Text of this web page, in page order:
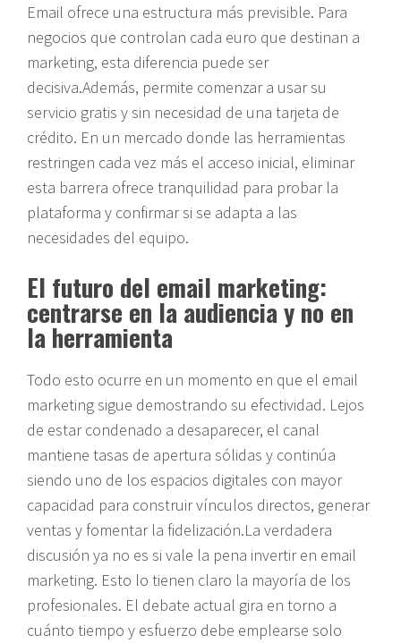
Email ofrece una estructura más previsible. Para
negocios que controlan cada euro que destinan a
marketing, esta diferencia puede ser
decisiva.Además, permite comenzar a usar su
servicio gratis y sin necesidad de una tarjeta de
crédito. En un mercado donde las herramientas
restringen cada vez más el acceso inicial, eliminar
esta barrera ofrece tranquilidad para probar la
plataforma y confirmar si se adapta a las
necesidades del equipo.
El futuro del email marketing:
centrarse en la audiencia y no en
la herramienta
Todo esto ocurre en un momento en que el email
marketing sigue demostrando su efectividad. Lejos
de estar condenado a desaparecer, el canal
mantiene tasas de apertura sólidas y continúa
siendo uno de los espacios digitales con mayor
capacidad para construir vínculos directos, generar
ventas y fomentar la fidelización.La verdadera
discusión ya no es si vale la pena invertir en email
marketing. Esto lo tienen claro la mayoría de los
profesionales. El debate actual gira en torno a
cuánto tiempo y esfuerzo debe emplearse solo